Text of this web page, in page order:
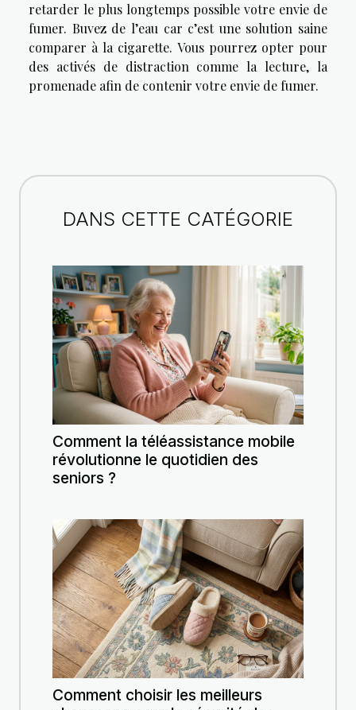
retarder le plus longtemps possible votre envie de
fumer. Buvez de l’eau car c’est une solution saine
comparer à la cigarette. Vous pourrez opter pour
des activés de distraction comme la lecture, la
promenade afin de contenir votre envie de fumer.
DANS CETTE CATÉGORIE
Comment la téléassistance mobile
révolutionne le quotidien des
seniors ?
Comment choisir les meilleurs